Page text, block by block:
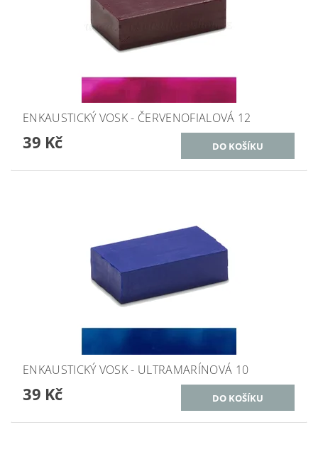
ENKAUSTICKÝ VOSK - ČERVENOFIALOVÁ 12
39 Kč
ENKAUSTICKÝ VOSK - ULTRAMARÍNOVÁ 10
39 Kč